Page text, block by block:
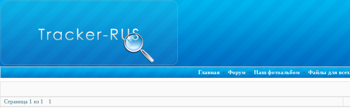
Главная• Форум •Наш фотоальбом • Файлы для всех
Страница 1 из 1
1